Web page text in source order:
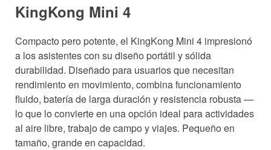
KingKong Mini 4
Compacto pero potente, el KingKong Mini 4 impresionó
a los asistentes con su diseño portátil y sólida
durabilidad. Diseñado para usuarios que necesitan
rendimiento en movimiento, combina funcionamiento
fluido, batería de larga duración y resistencia robusta —
lo que lo convierte en una opción ideal para actividades
al aire libre, trabajo de campo y viajes. Pequeño en
tamaño, grande en capacidad.